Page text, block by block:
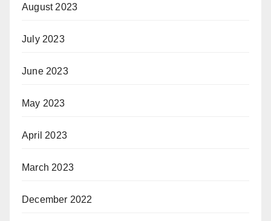
August 2023
July 2023
June 2023
May 2023
April 2023
March 2023
December 2022